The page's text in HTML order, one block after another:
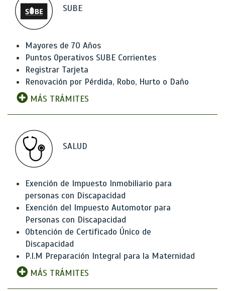
SUBE
Mayores de 70 Años
Puntos Operativos SUBE Corrientes
Registrar Tarjeta
Renovación por Pérdida, Robo, Hurto o Daño
MÁS TRÁMITES
SALUD
Exención de Impuesto Inmobiliario para
personas con Discapacidad
Exención del Impuesto Automotor para
Personas con Discapacidad
Obtención de Certificado Único de
Discapacidad
P.I.M Preparación Integral para la Maternidad
MÁS TRÁMITES